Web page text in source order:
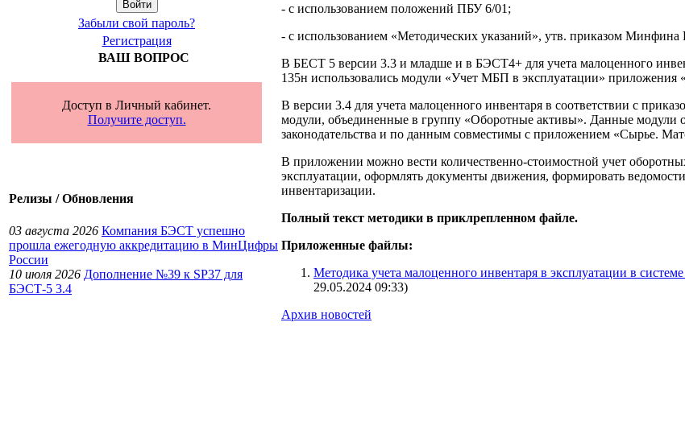
Забыли свой пароль?
Регистрация
ВАШ ВОПРОС
Доступ в Личный кабинет.
Получите доступ.
Релизы / Обновления
03 августа 2026 Компания БЭСТ успешно
прошла ежегодную аккредитацию в МинЦифры
России
10 июля 2026 Дополнение №39 к SP37 для
БЭСТ-5 3.4
- с использованием положений ПБУ 6/01;
- с использованием «Методических указаний», утв. приказом
В БЕСТ 5 версии 3.3 и младше и в БЭСТ4+ для учета малоценного
135н использовались модули «Учет МБП в эксплуатации» приложения
В версии 3.4 для учета малоценного инвентаря в соответствии с
модули, объединенные в группу «Оборотные активы». Данные модули
законодательства и по данным совместимы с приложением «Сырье.
В приложении можно вести количественно-стоимостной учет
эксплуатации, оформлять документы движения, формировать
инвентаризации.
Полный текст методики в приклрепленном файле.
Приложенные файлы:
Методика учета малоценного инвентаря в эксплуатации в
29.05.2024 09:33)
Архив новостей